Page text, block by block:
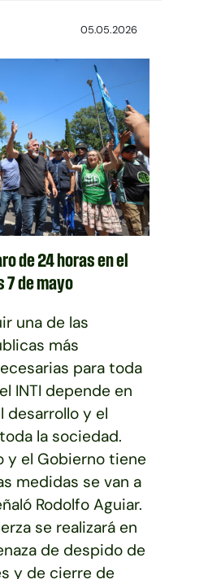
05.05.2026
de 24 horas en el
7 de mayo
una de las
más
para toda
INTI depende en
desarrollo y el
la sociedad.
y el Gobierno tiene
medidas se van a
Rodolfo Aguiar.
se realizará en
de despido de
y de cierre de